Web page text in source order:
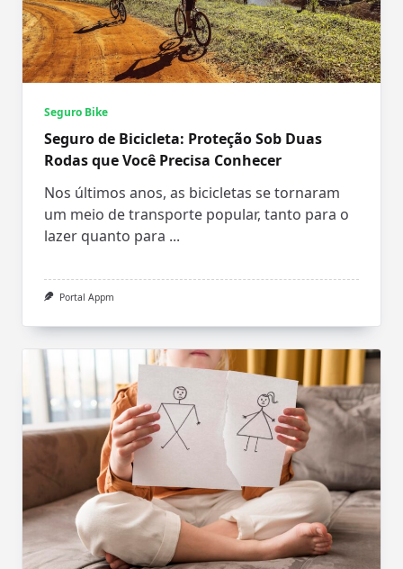
Seguro Bike
Seguro de Bicicleta: Proteção Sob Duas
Rodas que Você Precisa Conhecer
Nos últimos anos, as bicicletas se tornaram
um meio de transporte popular, tanto para o
lazer quanto para ...
Portal Appm